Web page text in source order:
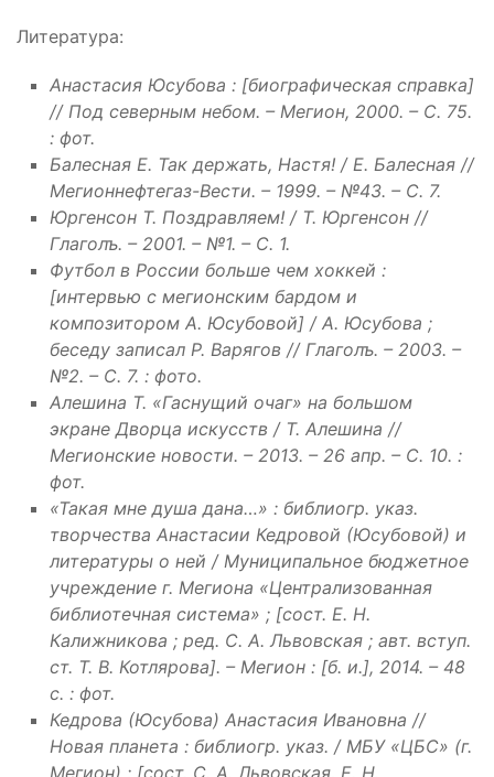
Литература:
Анастасия Юсубова : [биографическая справка]
// Под северным небом. – Мегион, 2000. – С. 75.
: фот.
Балесная Е. Так держать, Настя! / Е. Балесная //
Мегионнефтегаз-Вести. – 1999. – №43. – С. 7.
Юргенсон Т. Поздравляем! / Т. Юргенсон //
Глаголъ. – 2001. – №1. – С. 1.
Футбол в России больше чем хоккей :
[интервью с мегионским бардом и
композитором А. Юсубовой] / А. Юсубова ;
беседу записал Р. Варягов // Глаголъ. – 2003. –
№2. – С. 7. : фото.
Алешина Т. «Гаснущий очаг» на большом
экране Дворца искусств / Т. Алешина //
Мегионские новости. – 2013. – 26 апр. – С. 10. :
фот.
«Такая мне душа дана…» : библиогр. указ.
творчества Анастасии Кедровой (Юсубовой) и
литературы о ней / Муниципальное бюджетное
учреждение г. Мегиона «Централизованная
библиотечная система» ; [сост. Е. Н.
Калижникова ; ред. С. А. Львовская ; авт. вступ.
ст. Т. В. Котлярова]. – Мегион : [б. и.], 2014. – 48
с. : фот.
Кедрова (Юсубова) Анастасия Ивановна //
Новая планета : библиогр. указ. / МБУ «ЦБС» (г.
Мегион) ; [сост. С. А. Львовская, Е. Н.